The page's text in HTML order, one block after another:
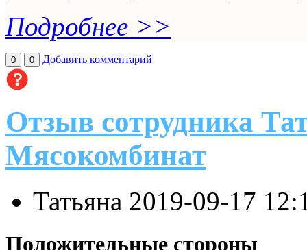
Подробнее >>
0 0 Добавить комментарий
Отзыв сотрудника
Мясокомбинат
Татьяна 2019-09-17
Положительные стороны